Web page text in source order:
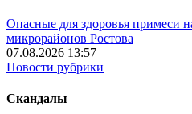
Опасные для здоровья примеси
микрорайонов Ростова
07.08.2026 13:57
Новости рубрики
Скандалы